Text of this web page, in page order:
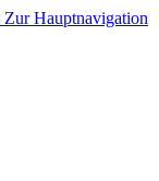
Zur Hauptnavigation